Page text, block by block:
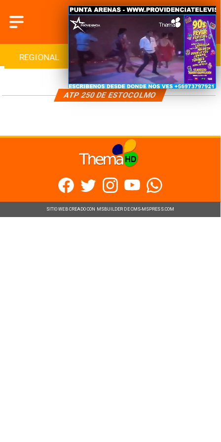
REGIONAL INTERNACIONAL DEPORTES
ATP 250 DE ESTOCOLMO
SITIO WEB CREADO CON MSBUILDER DE CMS-MSPRESS.COM